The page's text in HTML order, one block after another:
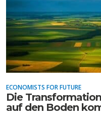
ECONOMISTS FOR FUTURE
Die
auf den Boden